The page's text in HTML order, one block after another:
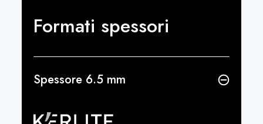
Formati spessori
Spessore 6.5 mm